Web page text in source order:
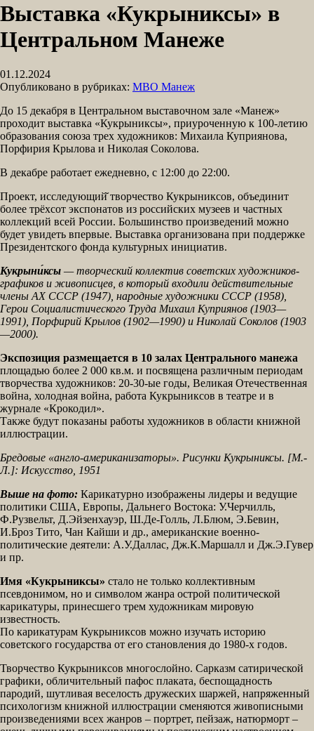
Выставка «Кукрыниксы» в
Центральном Манеже
01.12.2024
Опубликовано в рубриках: МВО Манеж
До 15 декабря в Центральном выставочном зале «Манеж»
проходит выставка «Кукрыниксы», приуроченную к 100-летию
образования союза трех художников: Михаила Куприянова,
Порфирия Крылова и Николая Соколова.
В декабре работает ежедневно, с 12:00 до 22:00.
Проект, исследующий̆ творчество Кукрыниксов, объединит
более трёхсот экспонатов из российских музеев и частных
коллекций всей России. Большинство произведений можно
будет увидеть впервые. Выставка организована при поддержке
Президентского фонда культурных инициатив.
Кукрыни́ксы — творческий коллектив советских художников-
графиков и живописцев, в который входили действительные
члены АХ СССР (1947), народные художники СССР (1958),
Герои Социалистического Труда Михаил Куприянов (1903—
1991), Порфирий Крылов (1902—1990) и Николай Соколов (1903
—2000).
Экспозиция размещается в 10 залах Центрального манежа
площадью более 2 000 кв.м. и посвящена различным периодам
творчества художников: 20-30-ые годы, Великая Отечественная
война, холодная война, работа Кукрыниксов в театре и в
журнале «Крокодил».
Также будут показаны работы художников в области книжной
иллюстрации.
Бредовые «англо-американизаторы». Рисунки Кукрыниксы. [М.-
Л.]: Искусство, 1951
Выше на фото: Карикатурно изображены лидеры и ведущие
политики США, Европы, Дальнего Востока: У.Черчилль,
Ф.Рузвельт, Д.Эйзенхауэр, Ш.Де-Голль, Л.Блюм, Э.Бевин,
И.Броз Тито, Чан Кайши и др., американские военно-
политические деятели: А.У.Даллас, Дж.К.Маршалл и Дж.Э.Гувер
и пр.
Имя «Кукрыниксы» стало не только коллективным
псевдонимом, но и символом жанра острой политической
карикатуры, принесшего трем художникам мировую
известность.
По карикатурам Кукрыниксов можно изучать историю
советского государства от его становления до 1980-х годов.
Творчество Кукрыниксов многослойно. Сарказм сатирической
графики, обличительный пафос плаката, беспощадность
пародий, шутливая веселость дружеских шаржей, напряженный
психологизм книжной иллюстрации сменяются живописными
произведениями всех жанров – портрет, пейзаж, натюрморт –